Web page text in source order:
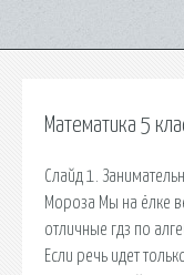
Математика 5
Слайд 1.
Мороза Мы на ёлке
отличные гдз по
Если речь идет